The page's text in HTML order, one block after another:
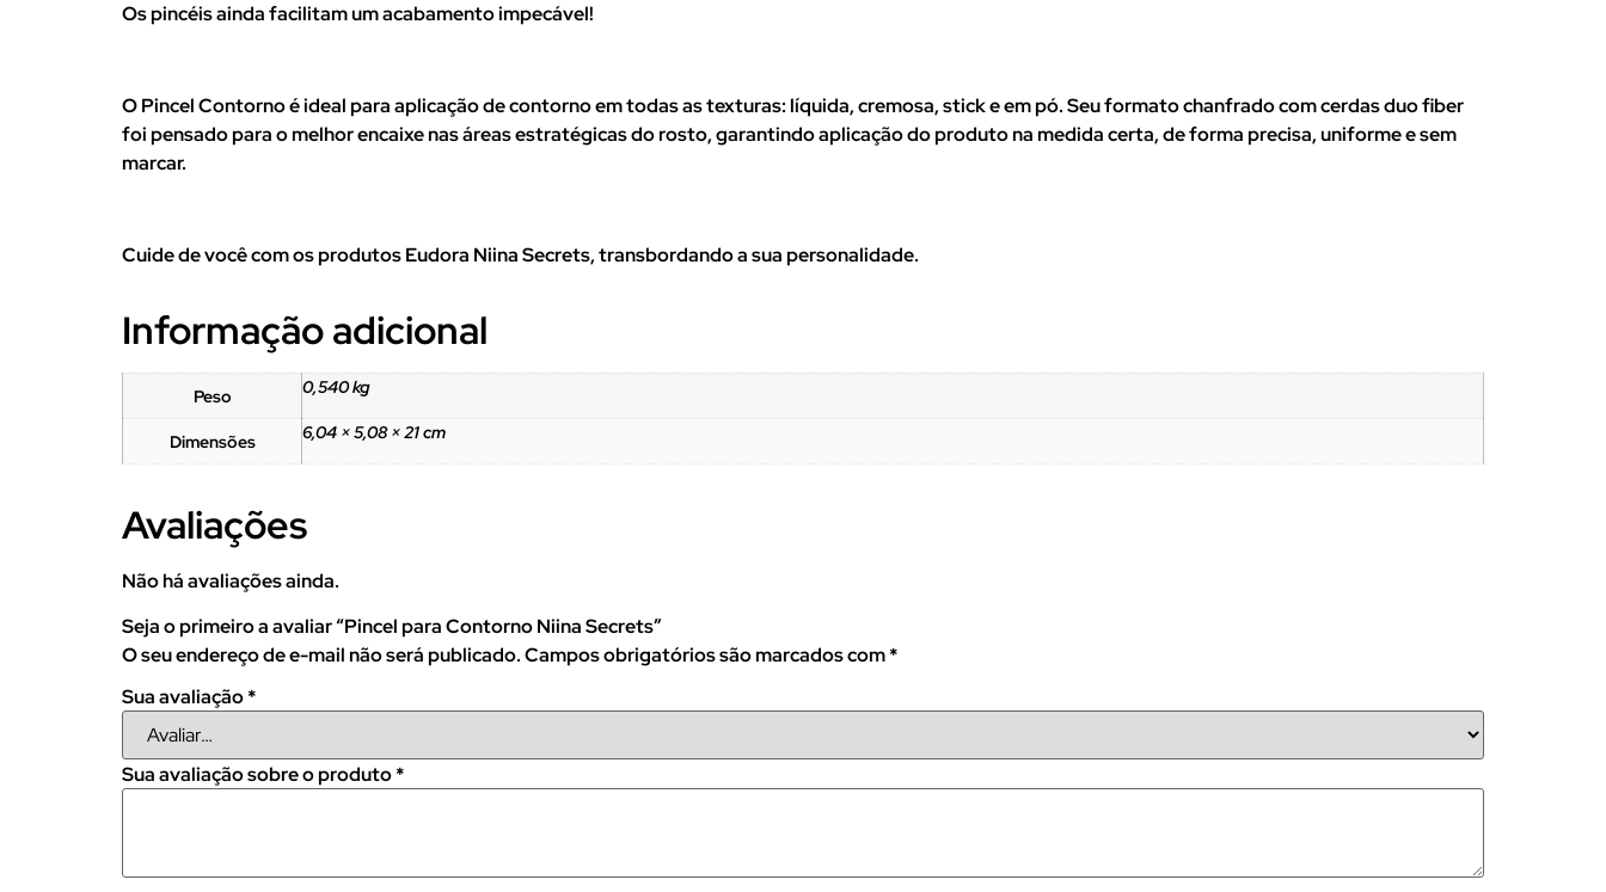
Os pincéis ainda facilitam um acabamento impecável!
O Pincel Contorno é ideal para aplicação de contorno em todas as texturas: líquida, cremosa, stick e em pó. Seu formato chanfrado com cerdas duo fiber
foi pensado para o melhor encaixe nas áreas estratégicas do rosto, garantindo aplicação do produto na medida certa, de forma precisa, uniforme e sem
marcar.
Cuide de você com os produtos Eudora Niina Secrets, transbordando a sua personalidade.
Informação adicional
Peso 0,540 kg
Dimensões 6,04 × 5,08 × 21 cm
Avaliações
Não há avaliações ainda.
Seja o primeiro a avaliar “Pincel para Contorno Niina Secrets”
O seu endereço de e-mail não será publicado.Campos obrigatórios são marcados com*
Sua avaliação*
Sua avaliação sobre o produto*